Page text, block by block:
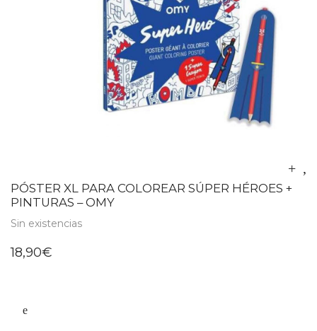
PÓSTER XL PARA COLOREAR SÚPER HÉROES +
PINTURAS – OMY
Sin existencias
18,90€